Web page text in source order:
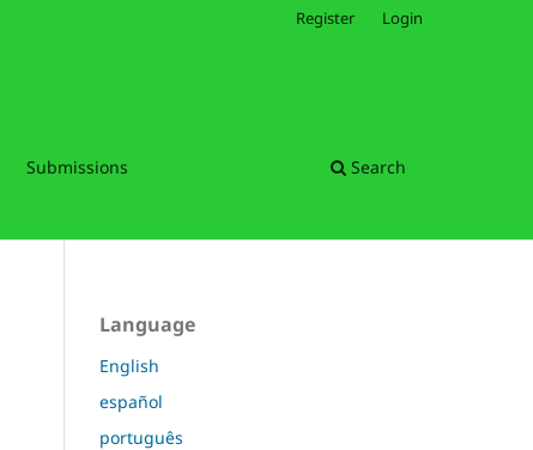
Submissions Search
Register Login
Language
English
español
português